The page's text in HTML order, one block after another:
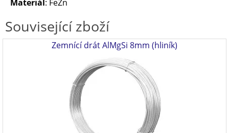
Materiál : FeZn
Související zboží
Zemnící drát AlMgSi 8mm (hliník)